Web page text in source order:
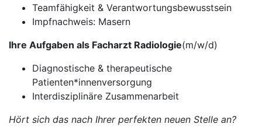
Teamfähigkeit & Verantwortungsbewusstsein
Impfnachweis: Masern
Ihre Aufgaben als Facharzt Radiologie(m/w/d)
Diagnostische & therapeutische
Patienten*innenversorgung
Interdisziplinäre Zusammenarbeit
Hört sich das nach Ihrer perfekten neuen Stelle an?